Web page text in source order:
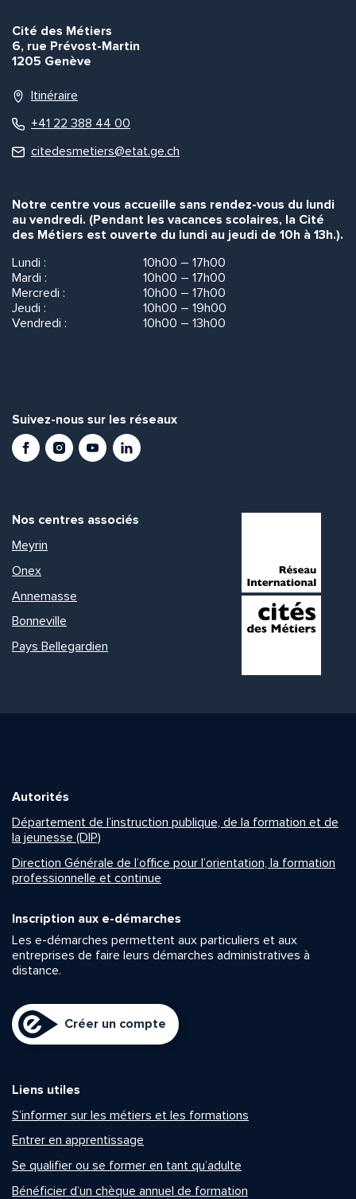
Cité des Métiers
6, rue Prévost-Martin
1205 Genève
Itinéraire
+41 22 388 44 00
citedesmetiers@etat.ge.ch
Notre centre vous accueille sans rendez-vous du lundi
au vendredi. (Pendant les vacances scolaires, la Cité
des Métiers est ouverte du lundi au jeudi de 10h à 13h.).
Lundi :
10h00 – 17h00
Mardi :
10h00 – 17h00
Mercredi :
10h00 – 17h00
Jeudi :
10h00 – 19h00
Vendredi :
10h00 – 13h00
Suivez-nous sur les réseaux
FacebookInstagramYoutubeLinkedIn
Nos centres associés
Meyrin
Onex
Annemasse
Bonneville
Pays Bellegardien
Autorités
Département de l’instruction publique, de la formation et de
la jeunesse (DIP)
Direction Générale de l’office pour l’orientation, la formation
professionnelle et continue
Inscription aux e-démarches
Les e-démarches permettent aux particuliers et aux
entreprises de faire leurs démarches administratives à
distance.
Créer un compte
Liens utiles
S’informer sur les métiers et les formations
Entrer en apprentissage
Se qualifier ou se former en tant qu’adulte
Bénéficier d’un chèque annuel de formation